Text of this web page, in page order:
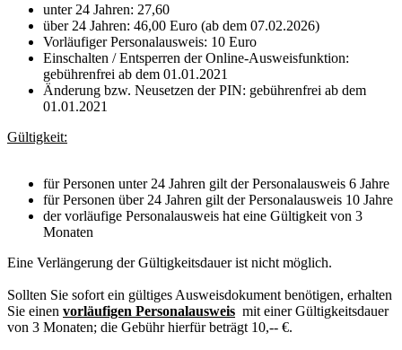
unter 24 Jahren: 27,60
über 24 Jahren: 46,00 Euro (ab dem 07.02.2026)
Vorläufiger Personalausweis: 10 Euro
Einschalten / Entsperren der Online-Ausweisfunktion:
gebührenfrei ab dem 01.01.2021
Änderung bzw. Neusetzen der PIN: gebührenfrei ab dem
01.01.2021
Gültigkeit:
für Personen unter 24 Jahren gilt der Personalausweis 6 Jahre
für Personen über 24 Jahren gilt der Personalausweis 10 Jahre
der vorläufige Personalausweis hat eine Gültigkeit von 3
Monaten
Eine Verlängerung der Gültigkeitsdauer ist nicht möglich.
Sollten Sie sofort ein gültiges Ausweisdokument benötigen, erhalten
Sie einen vorläufigen Personalausweis mit einer Gültigkeitsdauer
von 3 Monaten; die Gebühr hierfür beträgt 10,-- €.